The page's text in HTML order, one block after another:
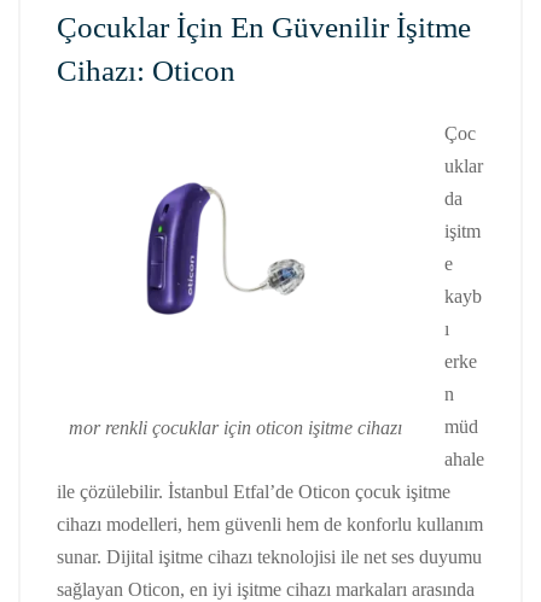
Çocuklar İçin En Güvenilir İşitme
Cihazı: Oticon
mor renkli çocuklar için oticon işitme cihazı
Çoc
uklar
da
işitm
e
kayb
ı
erke
n
müd
ahale
ile çözülebilir. İstanbul Etfal’de Oticon çocuk işitme
cihazı modelleri, hem güvenli hem de konforlu kullanım
sunar. Dijital işitme cihazı teknolojisi ile net ses duyumu
sağlayan Oticon, en iyi işitme cihazı markaları arasında